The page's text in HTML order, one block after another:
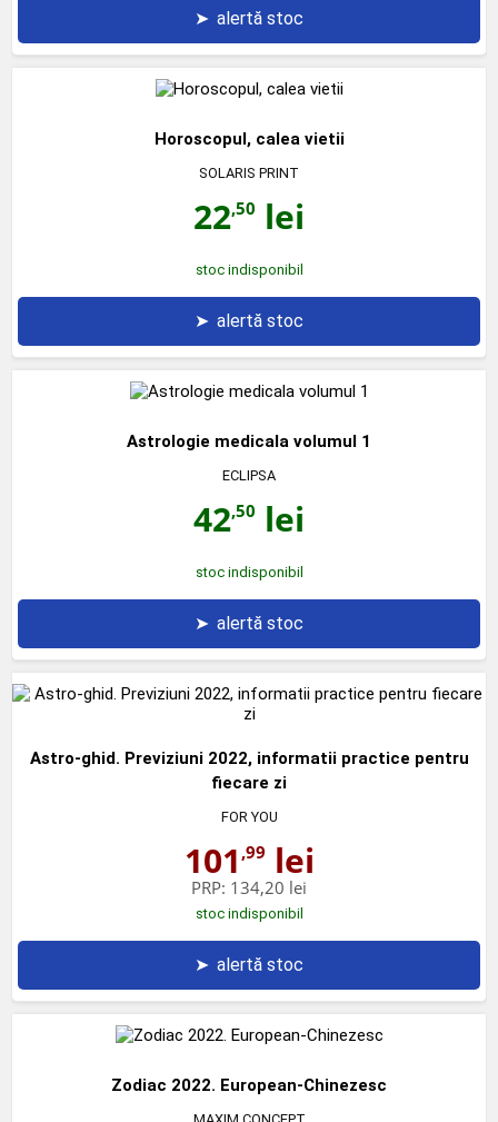
➤ alertă stoc
Horoscopul, calea vietii
SOLARIS PRINT
22,50 lei
stoc indisponibil
➤ alertă stoc
Astrologie medicala volumul 1
ECLIPSA
42,50 lei
stoc indisponibil
➤ alertă stoc
Astro-ghid. Previziuni 2022, informatii practice pentru
fiecare zi
FOR YOU
101 ,99 lei
PRP: 134,20 lei
stoc indisponibil
➤ alertă stoc
Zodiac 2022. European-Chinezesc
MAXIM CONCEPT